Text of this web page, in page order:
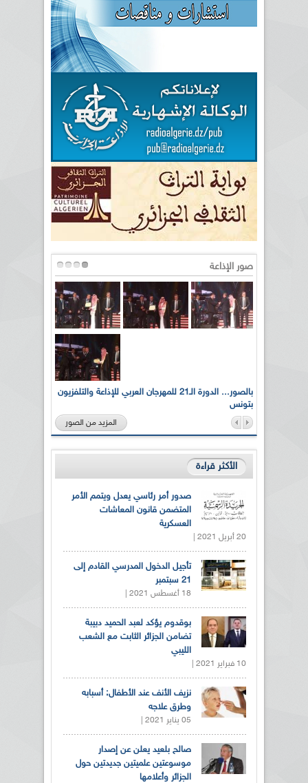
صور الإذاعة
بالصور... الدورة الـ21 للمهرجان العربي للإذاعة والتلفزيون
بتونس
المزيد من الصور
الأكثر قراءة
صدور أمر رئاسي يعدل ويتمم الأمر
المتضمن قانون المعاشات
العسكرية
20 أبريل 2021 |
تأجيل الدخول المدرسي القادم إلى
21 سبتمبر
18 أغسطس 2021 |
بوقدوم يؤكد لعبد الحميد دبيبة
تضامن الجزائر الثابت مع الشعب
الليبي
10 فبراير 2021 |
نزيف الأنف عند الأطفال: أسبابه
وطرق علاجه
05 يناير 2021 |
صالح بلعيد يعلن عن إصدار
موسوعتين علميتين جديدتين حول
الجزائر وأعلامها